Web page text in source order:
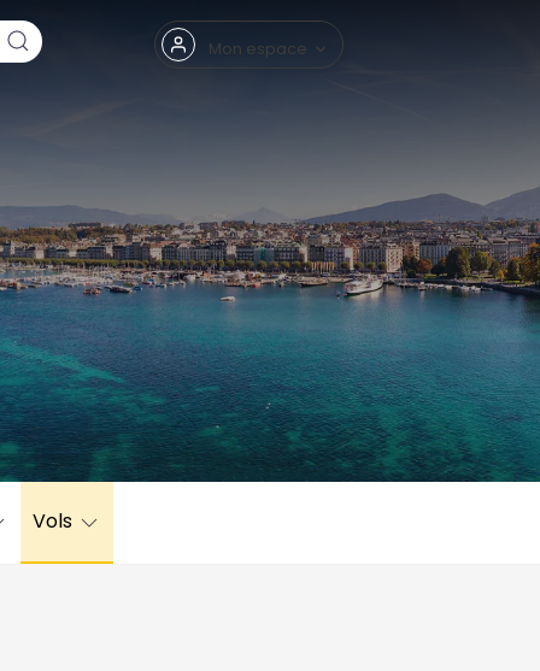
Mon espace
Vols